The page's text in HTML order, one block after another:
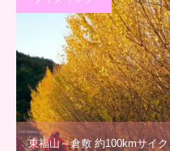
東福山～倉敷 約100kmサイ